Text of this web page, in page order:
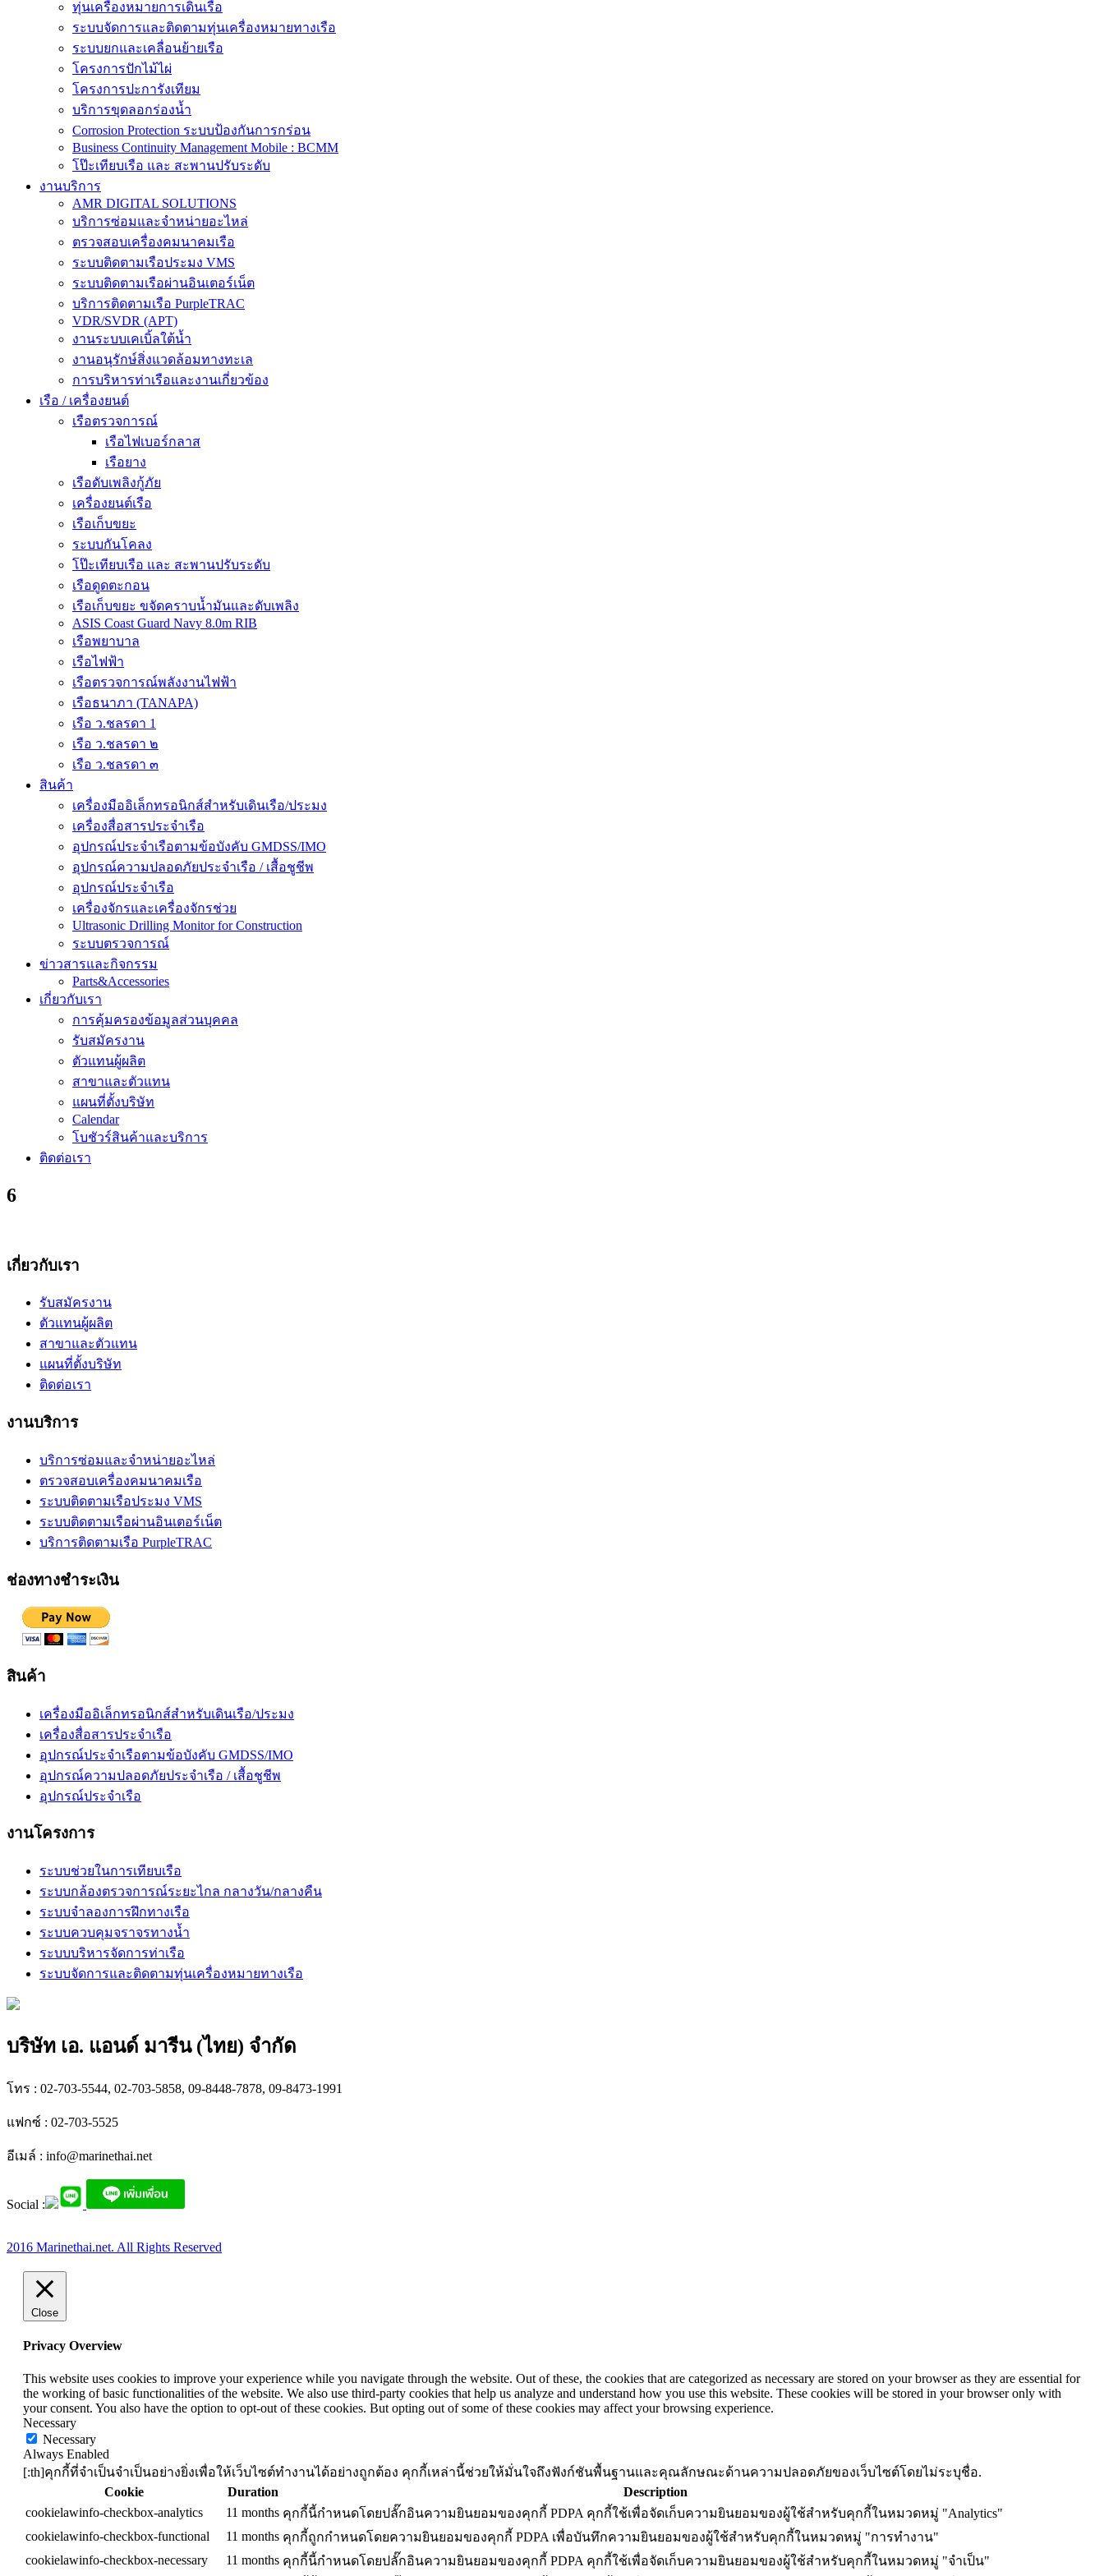
ทุ่นเครื่องหมายการเดินเรือ
ระบบจัดการและติดตามทุ่นเครื่องหมายทางเรือ
ระบบยกและเคลื่อนย้ายเรือ
โครงการปักไม้ไผ่
โครงการปะการังเทียม
บริการขุดลอกร่องน้ำ
Corrosion Protection ระบบป้องกันการกร่อน
Business Continuity Management Mobile : BCMM
โป๊ะเทียบเรือ และ สะพานปรับระดับ
งานบริการ
AMR DIGITAL SOLUTIONS
บริการซ่อมและจำหน่ายอะไหล่
ตรวจสอบเครื่องคมนาคมเรือ
ระบบติดตามเรือประมง VMS
ระบบติดตามเรือผ่านอินเตอร์เน็ต
บริการติดตามเรือ PurpleTRAC
VDR/SVDR (APT)
งานระบบเคเบิ้ลใต้น้ำ
งานอนุรักษ์สิ่งแวดล้อมทางทะเล
การบริหารท่าเรือและงานเกี่ยวข้อง
เรือ / เครื่องยนต์
เรือตรวจการณ์
เรือไฟเบอร์กลาส
เรือยาง
เรือดับเพลิงกู้ภัย
เครื่องยนต์เรือ
เรือเก็บขยะ
ระบบกันโคลง
โป๊ะเทียบเรือ และ สะพานปรับระดับ
เรือดูดตะกอน
เรือเก็บขยะ ขจัดคราบน้ำมันและดับเพลิง
ASIS Coast Guard Navy 8.0m RIB
เรือพยาบาล
เรือไฟฟ้า
เรือตรวจการณ์พลังงานไฟฟ้า
เรือธนาภา (TANAPA)
เรือ ว.ชลรดา 1
เรือ ว.ชลรดา ๒
เรือ ว.ชลรดา ๓
สินค้า
เครื่องมืออิเล็กทรอนิกส์สำหรับเดินเรือ/ประมง
เครื่องสื่อสารประจำเรือ
อุปกรณ์ประจำเรือตามข้อบังคับ GMDSS/IMO
อุปกรณ์ความปลอดภัยประจำเรือ / เสื้อชูชีพ
อุปกรณ์ประจำเรือ
เครื่องจักรและเครื่องจักรช่วย
Ultrasonic Drilling Monitor for Construction
ระบบตรวจการณ์
ข่าวสารและกิจกรรม
Parts&Accessories
เกี่ยวกับเรา
การคุ้มครองข้อมูลส่วนบุคคล
รับสมัครงาน
ตัวแทนผู้ผลิต
สาขาและตัวแทน
แผนที่ตั้งบริษัท
Calendar
โบชัวร์สินค้าและบริการ
ติดต่อเรา
6
เกี่ยวกับเรา
รับสมัครงาน
ตัวแทนผู้ผลิต
สาขาและตัวแทน
แผนที่ตั้งบริษัท
ติดต่อเรา
งานบริการ
บริการซ่อมและจำหน่ายอะไหล่
ตรวจสอบเครื่องคมนาคมเรือ
ระบบติดตามเรือประมง VMS
ระบบติดตามเรือผ่านอินเตอร์เน็ต
บริการติดตามเรือ PurpleTRAC
ช่องทางชำระเงิน
สินค้า
เครื่องมืออิเล็กทรอนิกส์สำหรับเดินเรือ/ประมง
เครื่องสื่อสารประจำเรือ
อุปกรณ์ประจำเรือตามข้อบังคับ GMDSS/IMO
อุปกรณ์ความปลอดภัยประจำเรือ / เสื้อชูชีพ
อุปกรณ์ประจำเรือ
งานโครงการ
ระบบช่วยในการเทียบเรือ
ระบบกล้องตรวจการณ์ระยะไกล กลางวัน/กลางคืน
ระบบจำลองการฝึกทางเรือ
ระบบควบคุมจราจรทางน้ำ
ระบบบริหารจัดการท่าเรือ
ระบบจัดการและติดตามทุ่นเครื่องหมายทางเรือ
บริษัท เอ. แอนด์ มารีน (ไทย) จำกัด
โทร : 02-703-5544, 02-703-5858, 09-8448-7878, 09-8473-1991
แฟกซ์ : 02-703-5525
อีเมล์ : info@marinethai.net
Social :
2016 Marinethai.net. All Rights Reserved
Close
Privacy Overview
This website uses cookies to improve your experience while you navigate through the website. Out of these, the cookies that are categorized as necessary are stored on your browser as they are essential for
the working of basic functionalities of the website. We also use third-party cookies that help us analyze and understand how you use this website. These cookies will be stored in your browser only with
your consent. You also have the option to opt-out of these cookies. But opting out of some of these cookies may affect your browsing experience.
Necessary
Necessary
Always Enabled
[:th]คุกกี้ที่จำเป็นจำเป็นอย่างยิ่งเพื่อให้เว็บไซต์ทำงานได้อย่างถูกต้อง คุกกี้เหล่านี้ช่วยให้มั่นใจถึงฟังก์ชันพื้นฐานและคุณลักษณะด้านความปลอดภัยของเว็บไซต์โดยไม่ระบุชื่อ.
Cookie
Duration
Description
cookielawinfo-checkbox-analytics
11 months คุกกี้นี้กำหนดโดยปลั๊กอินความยินยอมของคุกกี้ PDPA คุกกี้ใช้เพื่อจัดเก็บความยินยอมของผู้ใช้สำหรับคุกกี้ในหมวดหมู่ "Analytics"
cookielawinfo-checkbox-functional
11 months คุกกี้ถูกกำหนดโดยความยินยอมของคุกกี้ PDPA เพื่อบันทึกความยินยอมของผู้ใช้สำหรับคุกกี้ในหมวดหมู่ "การทำงาน"
cookielawinfo-checkbox-necessary
11 months คุกกี้นี้กำหนดโดยปลั๊กอินความยินยอมของคุกกี้ PDPA คุกกี้ใช้เพื่อจัดเก็บความยินยอมของผู้ใช้สำหรับคุกกี้ในหมวดหมู่ "จำเป็น"